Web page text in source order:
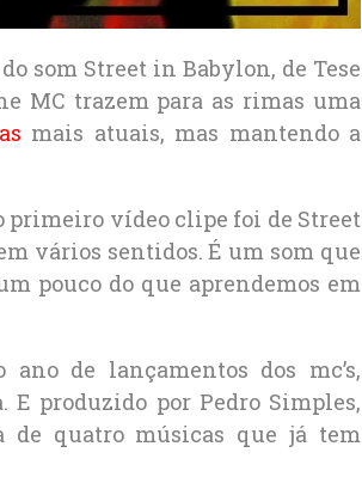
som Street in Babylon, de Tese
MC trazem para as rimas uma
mais atuais, mas mantendo a
primeiro vídeo clipe foi de Street
vários sentidos. É um som que
pouco do que aprendemos em
de lançamentos dos mc’s,
produzido por Pedro Simples,
quatro músicas que já tem